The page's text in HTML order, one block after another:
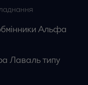
Альфа
Лаваль типу